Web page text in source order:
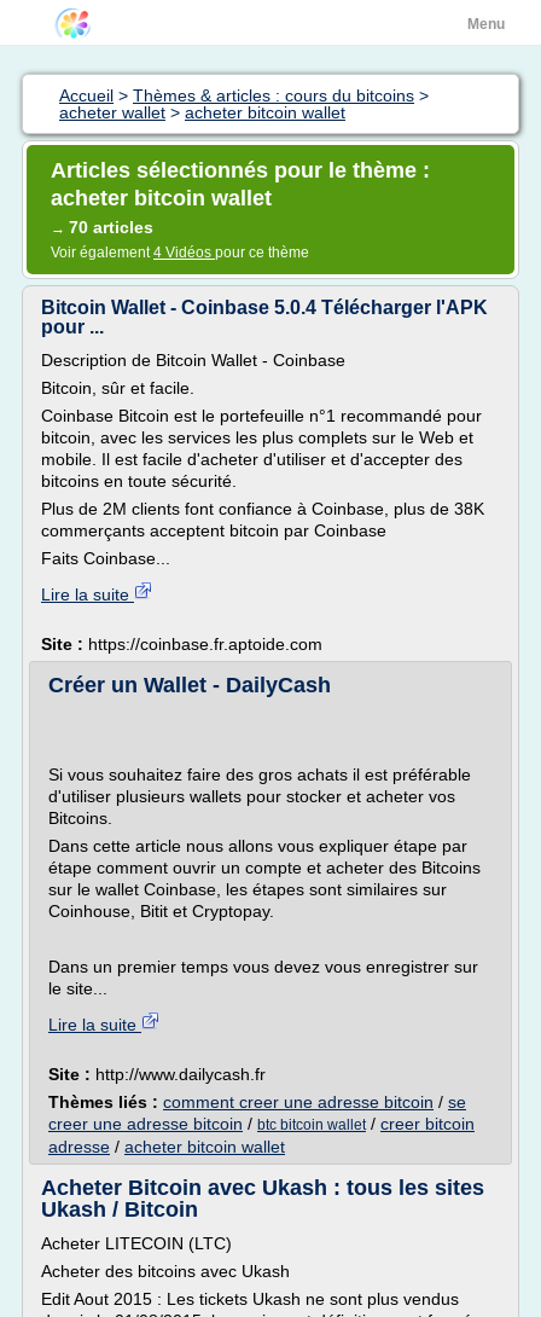
Menu
Accueil > Thèmes & articles : cours du bitcoins >
acheter wallet > acheter bitcoin wallet
Articles sélectionnés pour le thème :
acheter bitcoin wallet
→ 70 articles
Voir également4 Vidéos pour ce thème
Bitcoin Wallet - Coinbase 5.0.4 Télécharger l'APK
pour ...
Description de Bitcoin Wallet - Coinbase
Bitcoin, sûr et facile.
Coinbase Bitcoin est le portefeuille n°1 recommandé pour
bitcoin, avec les services les plus complets sur le Web et
mobile. Il est facile d'acheter d'utiliser et d'accepter des
bitcoins en toute sécurité.
Plus de 2M clients font confiance à Coinbase, plus de 38K
commerçants acceptent bitcoin par Coinbase
Faits Coinbase...
Lire la suite
Site : https://coinbase.fr.aptoide.com
Créer un Wallet - DailyCash
Si vous souhaitez faire des gros achats il est préférable
d'utiliser plusieurs wallets pour stocker et acheter vos
Bitcoins.
Dans cette article nous allons vous expliquer étape par
étape comment ouvrir un compte et acheter des Bitcoins
sur le wallet Coinbase, les étapes sont similaires sur
Coinhouse, Bitit et Cryptopay.
Dans un premier temps vous devez vous enregistrer sur
le site...
Lire la suite
Site : http://www.dailycash.fr
Thèmes liés : comment creer une adresse bitcoin / se
creer une adresse bitcoin / btc bitcoin wallet/ creer bitcoin
adresse / acheter bitcoin wallet
Acheter Bitcoin avec Ukash : tous les sites
Ukash / Bitcoin
Acheter LITECOIN (LTC)
Acheter des bitcoins avec Ukash
Edit Aout 2015 : Les tickets Ukash ne sont plus vendus